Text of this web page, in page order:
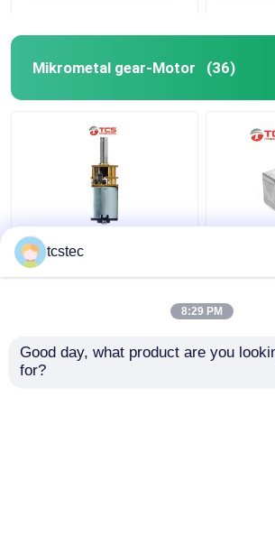
Mikrometal gear-Motor (36)
Toy Smart Home Micro
Metal-Gang-Motor-
Gang-
DC 6V
tcstec
8:29 PM
Good day, what product are you
for?